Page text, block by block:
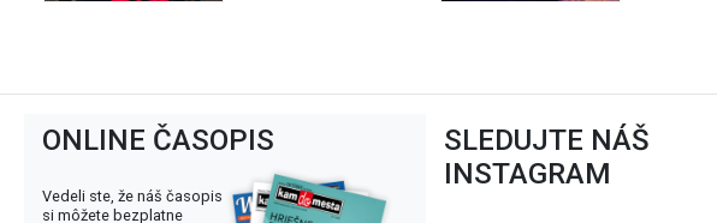
ONLINE ČASOPIS
Vedeli ste, že náš časopis
si môžete bezplatne
SLEDUJTE NÁŠ
INSTAGRAM